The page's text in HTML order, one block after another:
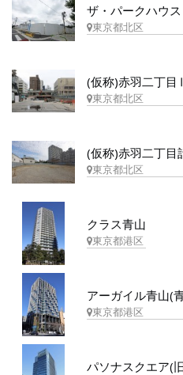
ザ・パークハウ
東京都北区
(仮称)赤羽二丁
東京都北区
(仮称)赤羽二丁目
東京都北区
クラス青山
東京都港区
アーガイル青山(
東京都港区
パソナスクエア(